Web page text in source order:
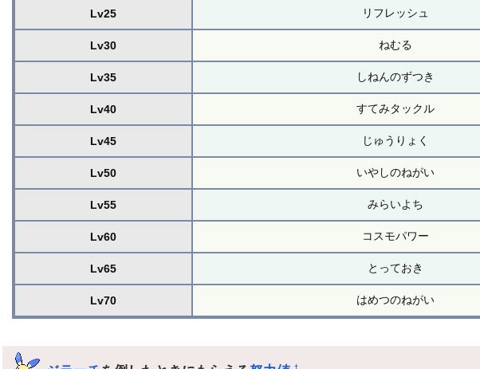
Lv25 リフレッシュ
Lv30 ねむる
Lv35 しねんのずつき
Lv40 すてみタックル
Lv45 じゅうりょく
Lv50 いやしのねがい
Lv55 みらいよち
Lv60 コスモパワー
Lv65 とっておき
Lv70 はめつのねがい